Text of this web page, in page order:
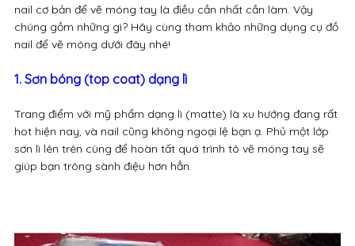
nail cơ bản để vẽ móng tay là điều cần nhất cần làm. Vậy
chúng gồm những gì? Hãy cùng tham khảo những dụng cụ đồ
nail để vẽ móng dưới đây nhé!
1. Sơn bóng (top coat) dạng lì
Trang điểm với mỹ phẩm dạng lì (matte) là xu hướng đang rất
hot hiện nay, và nail cũng không ngoại lệ bạn ạ. Phủ một lớp
sơn lì lên trên cùng để hoàn tất quá trình tô vẽ móng tay sẽ
giúp bạn trông sành điệu hơn hẳn.